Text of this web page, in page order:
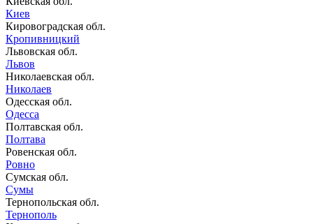
Киев
Кировоградская обл.
Кропивницкий
Львовская обл.
Львов
Николаевская обл.
Николаев
Одесская обл.
Одесса
Полтавская обл.
Полтава
Ровенская обл.
Ровно
Сумская обл.
Сумы
Тернопольская обл.
Тернополь